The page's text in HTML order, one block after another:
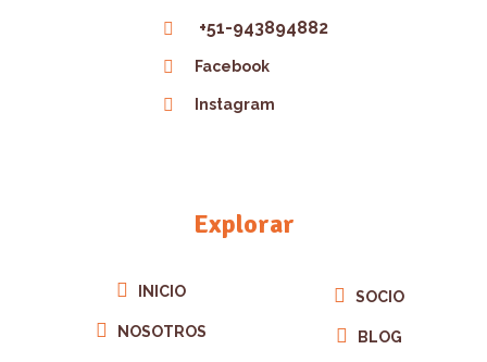
+51-943894882
Facebook
Instagram
Explorar
INICIO
NOSOTROS
SOCIO
BLOG